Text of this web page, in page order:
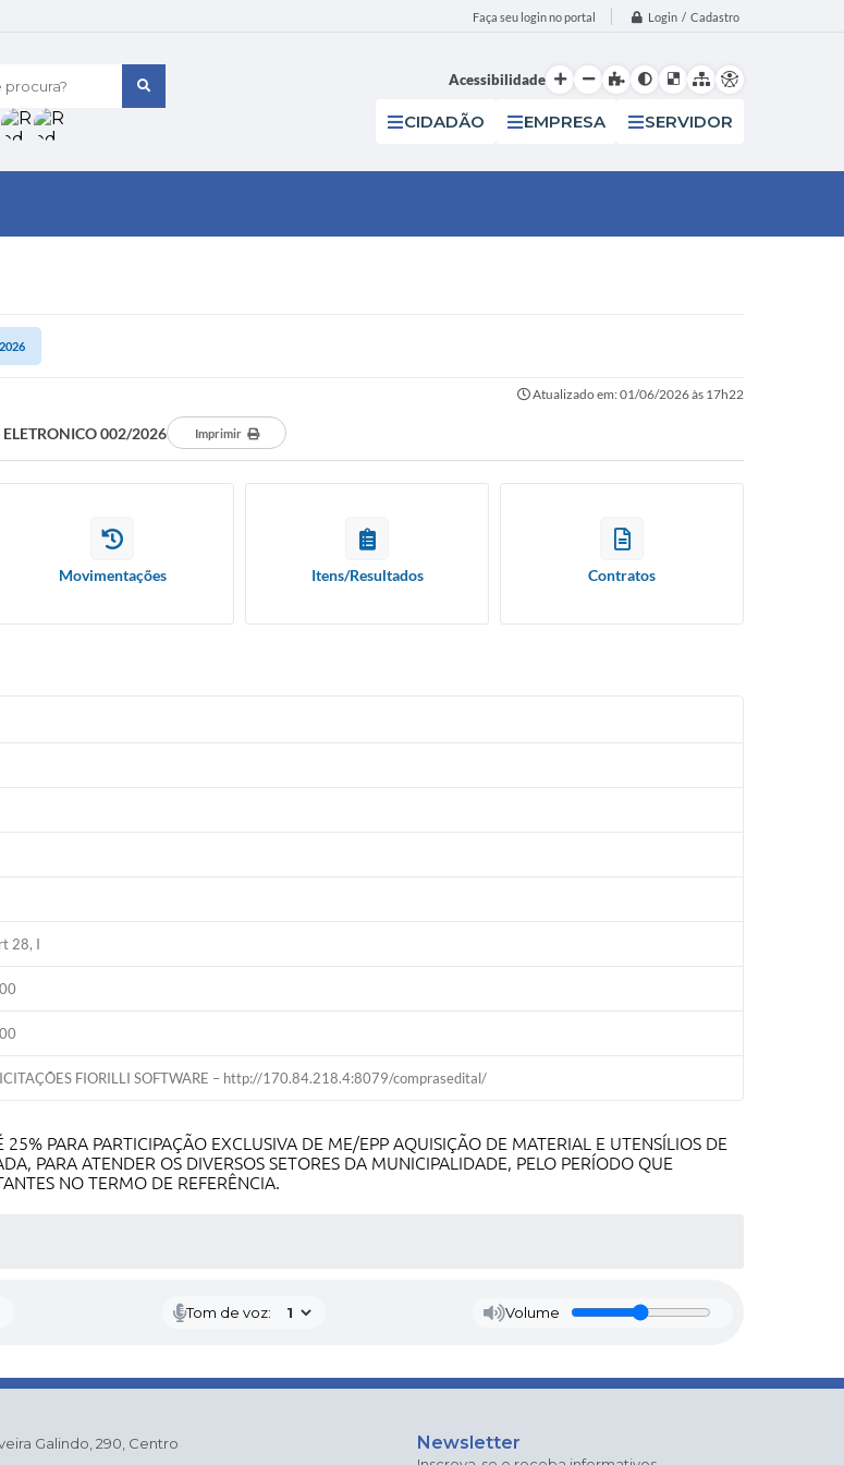
Faça seu login no portal Login / Cadastro
Acessibilidade
CIDADÃO EMPRESA SERVIDOR
Atualizado em: 01/06/2026 às 17h22
ELETRONICO 002/2026 Imprimir
Movimentações Itens/Resultados Contratos
28, I
FIORILLI SOFTWARE – http://170.84.218.4:8079/comprasedital/
25% PARA PARTICIPAÇÃO EXCLUSIVA DE ME/EPP AQUISIÇÃO DE MATERIAL E UTENSÍLIOS DE
PARA ATENDER OS DIVERSOS SETORES DA MUNICIPALIDADE, PELO PERÍODO QUE
NO TERMO DE REFERÊNCIA.
Tom de voz: Volume
Galindo, 290, Centro
Newsletter